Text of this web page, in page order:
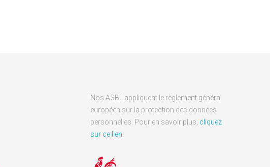
Nos ASBL appliquent le règlement général
européen sur la protection des données
personnelles. Pour en savoir plus, cliquez
sur ce lien